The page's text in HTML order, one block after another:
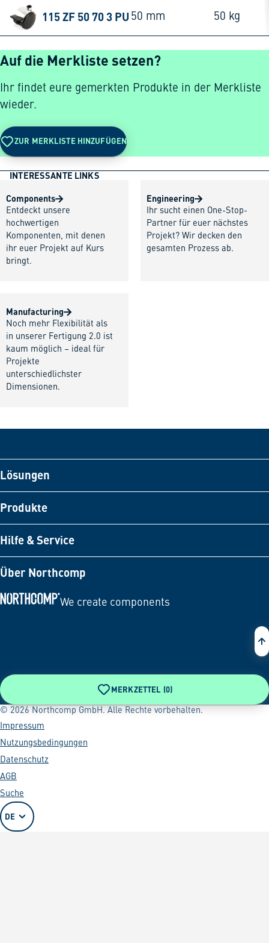
115 ZF 50 70 3 PU 50 mm 50 kg
Auf die Merkliste setzen?
Ihr findet eure gemerkten Produkte in der Merkliste
wieder.
ZUR MERKLISTE HINZUFÜGEN
INTERESSANTE LINKS
Components
Entdeckt unsere
hochwertigen
Komponenten, mit denen
ihr euer Projekt auf Kurs
bringt.
Engineering
Ihr sucht einen One-Stop-
Partner für euer nächstes
Projekt? Wir decken den
gesamten Prozess ab.
Manufacturing
Noch mehr Flexibilität als
in unserer Fertigung 2.0 ist
kaum möglich – ideal für
Projekte
unterschiedlichster
Dimensionen.
Lösungen
Produkte
Hilfe & Service
Über Northcomp
We create components
MERKZETTEL (0)
© 2026 Northcomp GmbH. Alle Rechte vorbehalten.
Impressum
Nutzungsbedingungen
Datenschutz
AGB
Suche
DE